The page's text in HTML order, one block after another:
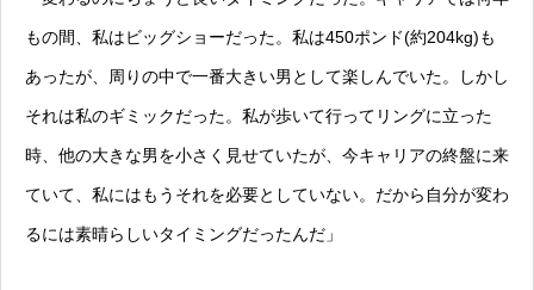
もの間、私はビッグショーだった。私は450ポンド(約204kg)も
あったが、周りの中で一番大きい男として楽しんでいた。しかし
それは私のギミックだった。私が歩いて行ってリングに立った
時、他の大きな男を小さく見せていたが、今キャリアの終盤に来
ていて、私にはもうそれを必要としていない。だから自分が変わ
るには素晴らしいタイミングだったんだ」